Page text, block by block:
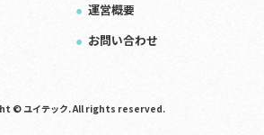
運営概要
お問い合わせ
© ユイテック. All rights reserved.